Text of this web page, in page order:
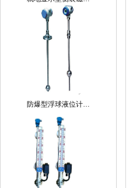
防爆型浮球液位计…